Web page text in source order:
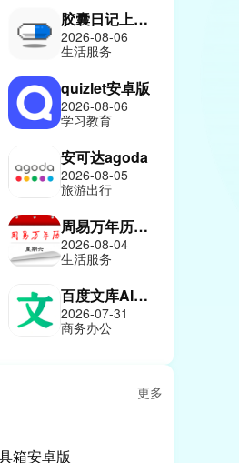
胶囊日记上善版
2026-08-06
生活服务
quizlet安卓版
2026-08-06
学习教育
安可达agoda
2026-08-05
旅游出行
周易万年历免费版
2026-08-04
生活服务
百度文库AI助手
2026-07-31
商务办公
更多
箱安卓版